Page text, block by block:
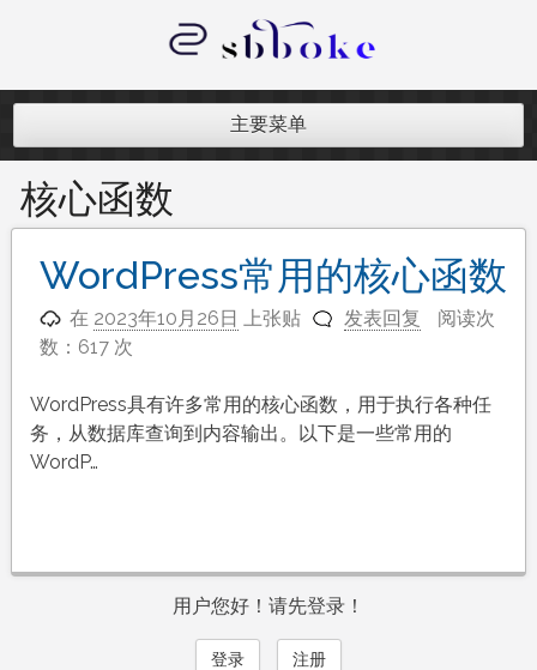
内
记录跨境电商独立站开发遇到的点点
主要菜单
核心函数
WordPress常用的核心函数
在 2023年10月26日 上张贴 发表回复
阅读次
数：617 次
WordPress具有许多常用的核心函数，用于执行各种任
务，从数据库查询到内容输出。以下是一些常用的
WordP…
用户您好！请先登录！
登录 注册